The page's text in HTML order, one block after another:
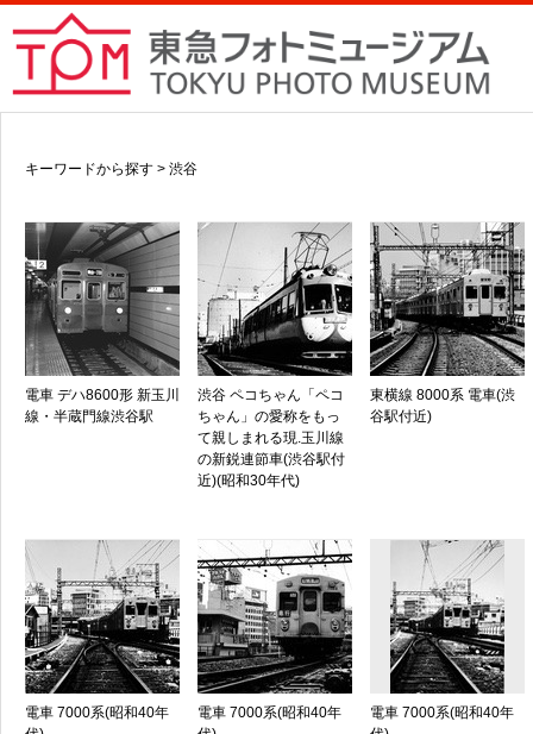
キーワードから探す > 渋谷
電車 デハ8600形 新玉川
線・半蔵門線渋谷駅
渋谷 ペコちゃん「ペコ
ちゃん」の愛称をもっ
て親しまれる現.玉川線
の新鋭連節車(渋谷駅付
近)(昭和30年代)
東横線 8000系 電車(渋
谷駅付近)
電車 7000系(昭和40年
電車 7000系(昭和40年
電車 7000系(昭和40年